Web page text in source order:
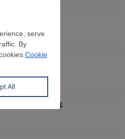
giochi
giugno
nel 2014